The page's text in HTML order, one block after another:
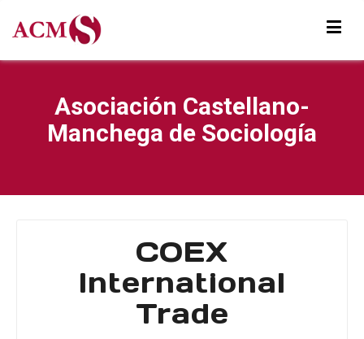
Asociación Castellano-
Manchega de Sociología
COEX
International
Trade